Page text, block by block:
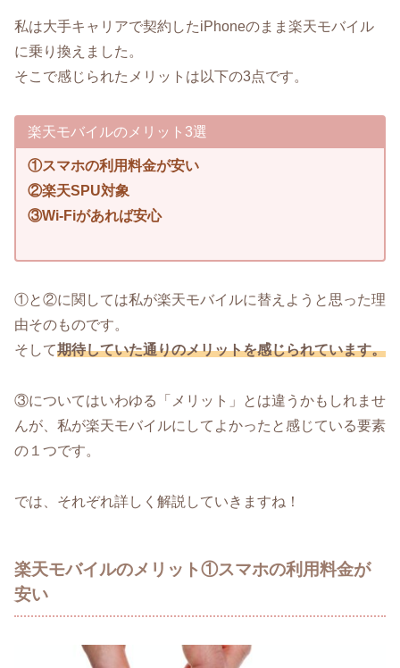
私は大手キャリアで契約したiPhoneのまま楽天モバイル
に乗り換えました。
そこで感じられたメリットは以下の3点です。
楽天モバイルのメリット3選
①スマホの利用料金が安い
②楽天SPU対象
③Wi-Fiがあれば安心
①と②に関しては私が楽天モバイルに替えようと思った理
由そのものです。
そして期待していた通りのメリットを感じられています。
③についてはいわゆる「メリット」とは違うかもしれませ
んが、私が楽天モバイルにしてよかったと感じている要素
の１つです。
では、それぞれ詳しく解説していきますね！
楽天モバイルのメリット①スマホの利用料金が
安い